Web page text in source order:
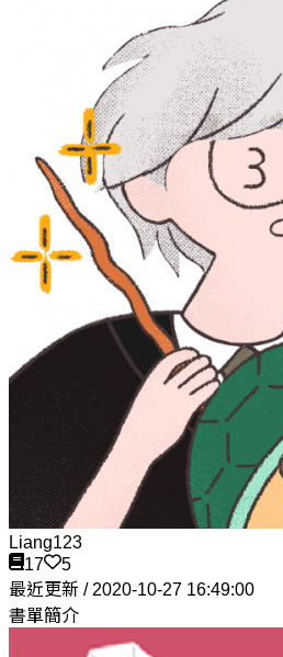
Liang123
17
5
最近更新 / 2020-10-27 16:49:00
書單簡介